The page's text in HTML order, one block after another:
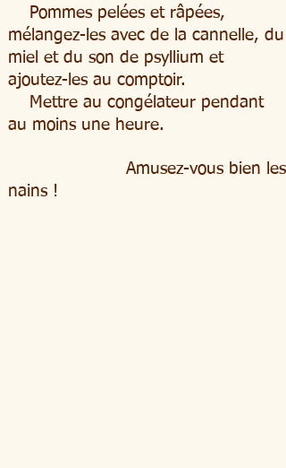
Pommes pelées et râpées,
mélangez-les avec de la cannelle, du
miel et du son de psyllium et
ajoutez-les au comptoir.
Mettre au congélateur pendant
au moins une heure.
Amusez-vous bien les
nains !